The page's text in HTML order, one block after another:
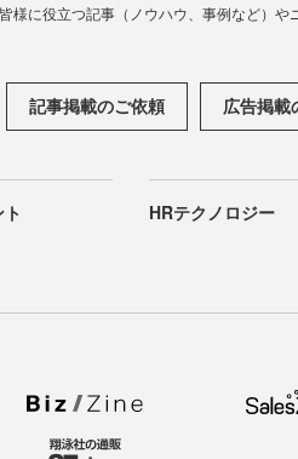
様に役立つ記事（ノウハウ、事例など）や
記事掲載のご依頼 広告掲載
HRテクノロジー